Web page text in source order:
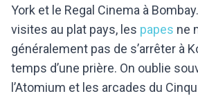
York et le Regal Cinema à
visites au plat pays, les papes ne
généralement pas de s’arrêter à
temps d’une prière. On oublie
l’Atomium et les arcades du